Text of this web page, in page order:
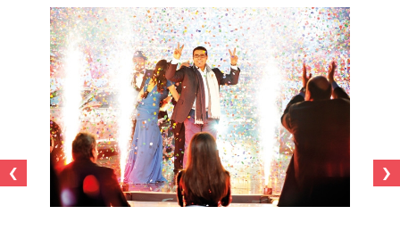
‹
›